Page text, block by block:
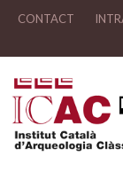
CONTACT